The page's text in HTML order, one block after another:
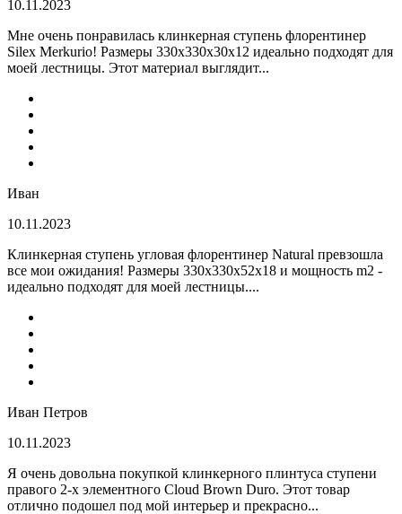
10.11.2023
Мне очень понравилась клинкерная ступень флорентинер
Silex Merkurio! Размеры 330х330х30х12 идеально подходят для
моей лестницы. Этот материал выглядит...
Иван
10.11.2023
Клинкерная ступень угловая флорентинер Natural превзошла
все мои ожидания! Размеры 330х330х52х18 и мощность m2 -
идеально подходят для моей лестницы....
Иван Петров
10.11.2023
Я очень довольна покупкой клинкерного плинтуса ступени
правого 2-х элементного Cloud Brown Duro. Этот товар
отлично подошел под мой интерьер и прекрасно...